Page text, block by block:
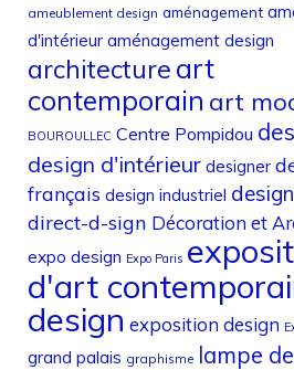
ameublement design aménagement
d'intérieur aménagement design
architecture art
contemporain art
BOUROULLEC Centre Pompidou
design d'intérieur designer
français design industriel
direct-d-sign Décoration et
expo design Expo Paris
d'art
design exposition design
grand palais graphisme lampe